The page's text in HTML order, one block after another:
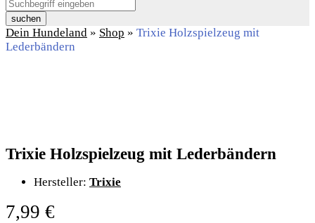
suchen
Dein Hundeland » Shop » Trixie Holzspielzeug mit
Lederbändern
Trixie Holzspielzeug mit Lederbändern
Hersteller: Trixie
7,99 €